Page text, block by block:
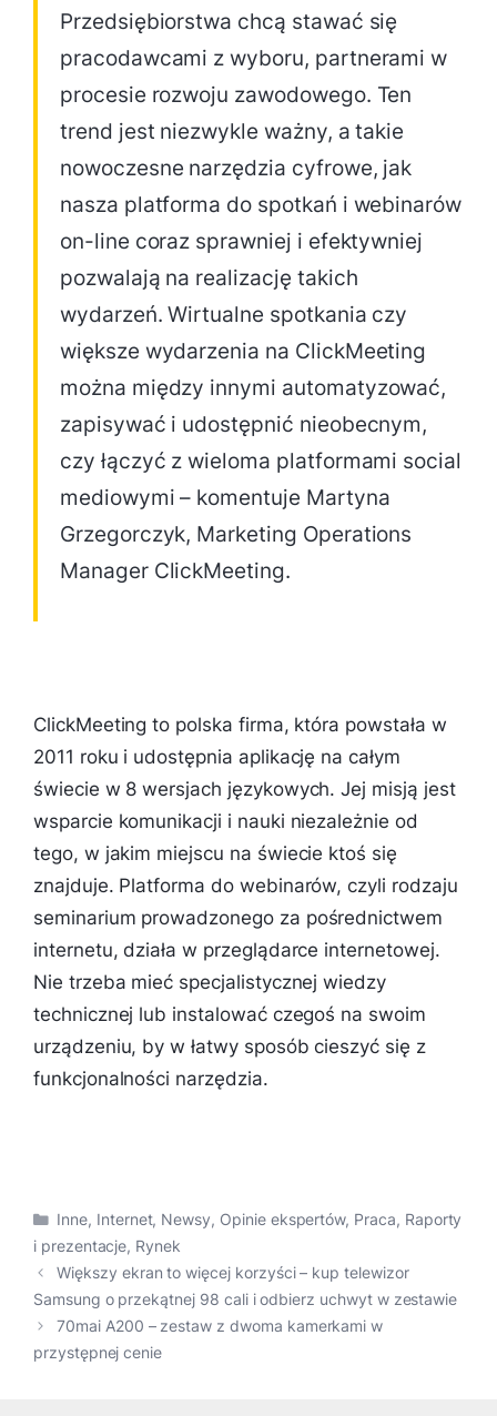
Przedsiębiorstwa chcą stawać się
pracodawcami z wyboru, partnerami w
procesie rozwoju zawodowego. Ten
trend jest niezwykle ważny, a takie
nowoczesne narzędzia cyfrowe, jak
nasza platforma do spotkań i webinarów
on-line coraz sprawniej i efektywniej
pozwalają na realizację takich
wydarzeń. Wirtualne spotkania czy
większe wydarzenia na ClickMeeting
można między innymi automatyzować,
zapisywać i udostępnić nieobecnym,
czy łączyć z wieloma platformami social
mediowymi – komentuje Martyna
Grzegorczyk, Marketing Operations
Manager ClickMeeting.
ClickMeeting to polska firma, która powstała w
2011 roku i udostępnia aplikację na całym
świecie w 8 wersjach językowych. Jej misją jest
wsparcie komunikacji i nauki niezależnie od
tego, w jakim miejscu na świecie ktoś się
znajduje. Platforma do webinarów, czyli rodzaju
seminarium prowadzonego za pośrednictwem
internetu, działa w przeglądarce internetowej.
Nie trzeba mieć specjalistycznej wiedzy
technicznej lub instalować czegoś na swoim
urządzeniu, by w łatwy sposób cieszyć się z
funkcjonalności narzędzia.
Kategorie
Inne, Internet, Newsy, Opinie ekspertów, Praca, Raporty
i prezentacje, Rynek
Większy ekran to więcej korzyści – kup telewizor
Samsung o przekątnej 98 cali i odbierz uchwyt w zestawie
70mai A200 – zestaw z dwoma kamerkami w
przystępnej cenie